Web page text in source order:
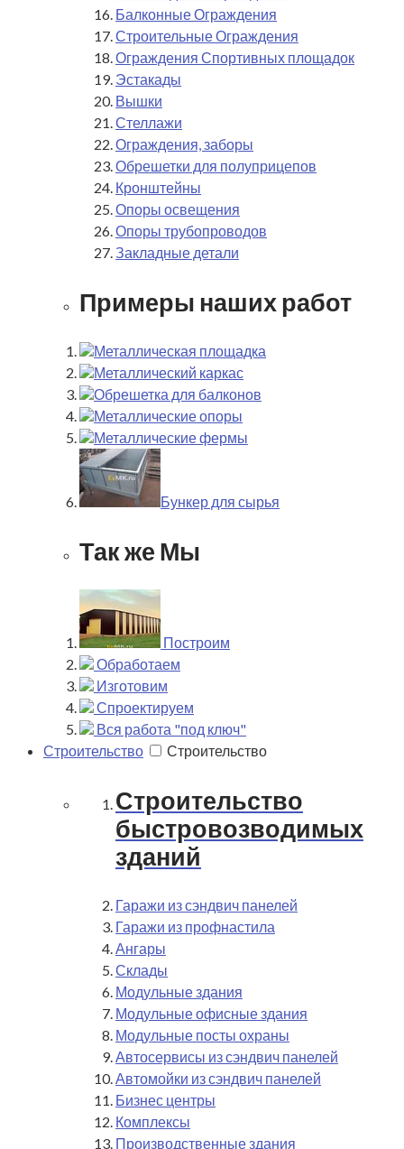
Балконные Ограждения
Строительные Ограждения
Ограждения Спортивных площадок
Эстакады
Вышки
Стеллажи
Ограждения, заборы
Обрешетки для полуприцепов
Кронштейны
Опоры освещения
Опоры трубопроводов
Закладные детали
Примеры наших работ
Металлическая площадка
Металлический каркас
Обрешетка для балконов
Металлические опоры
Металлические фермы
Бункер для сырья
Так же Мы
Построим
Обработаем
Изготовим
Спроектируем
Вся работа "под ключ"
Строительство
Строительство
Строительство
быстровозводимых
зданий
Гаражи из сэндвич панелей
Гаражи из профнастила
Ангары
Склады
Модульные здания
Модульные офисные здания
Модульные посты охраны
Автосервисы из сэндвич панелей
Автомойки из сэндвич панелей
Бизнес центры
Комплексы
Производственные здания